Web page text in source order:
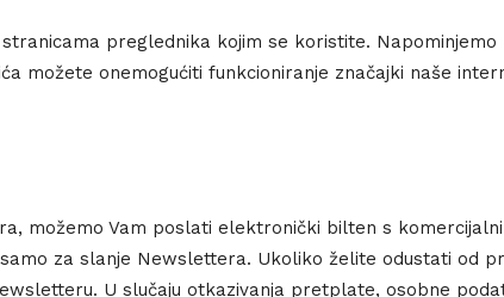
preglednika kojim se koristite.
možete onemogućiti funkcioniranje značajki naše
možemo Vam poslati elektronički bilten s
za slanje Newslettera. Ukoliko želite odustati od
U slučaju otkazivanja pretplate, osobne